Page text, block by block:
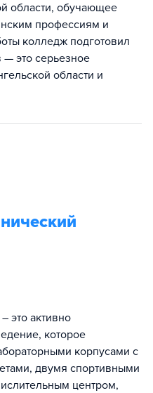
области, обучающее
профессиям и
колледж подготовил
это серьезное
области и
это активно
которое
корпусами с
двумя спортивными
центром,